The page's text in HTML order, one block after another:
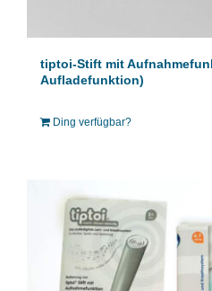
tiptoi-Stift mit
Aufladefunktion)
Ding verfügbar?